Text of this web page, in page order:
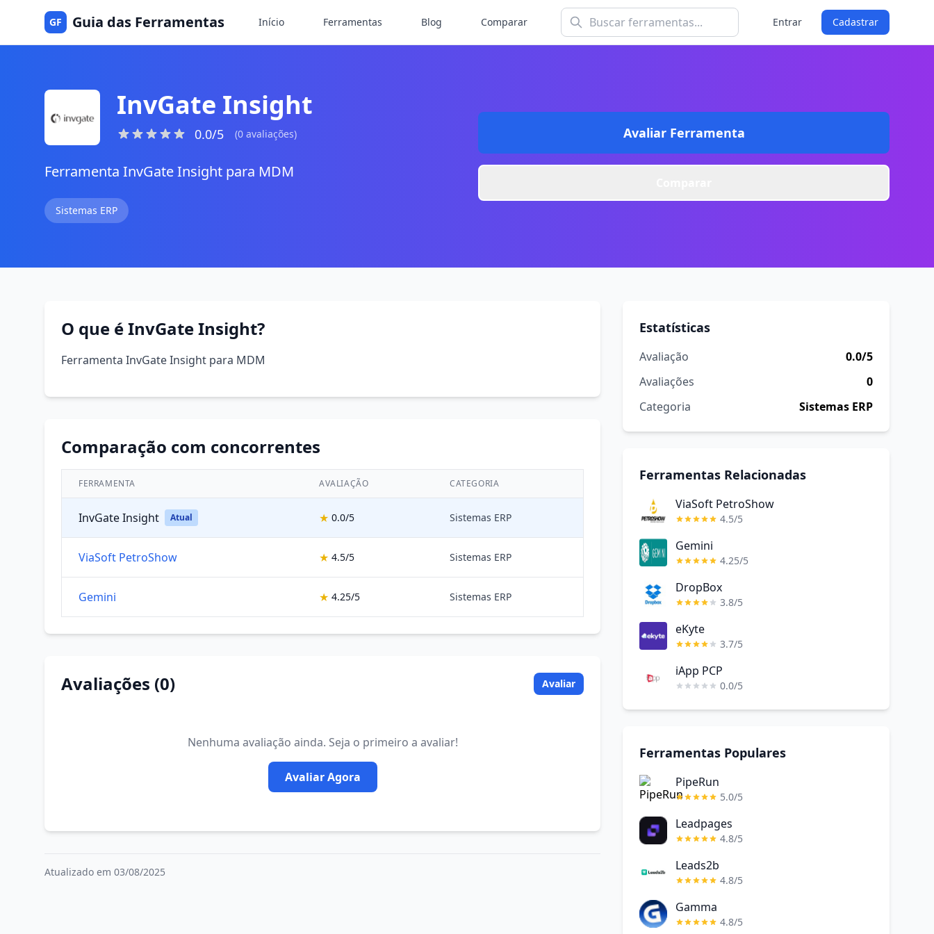
GF Guia das Ferramentas Início Ferramentas Blog Comparar Entrar Cadastrar
InvGate Insight
0.0/5 (0 avaliações)
Ferramenta InvGate Insight para MDM
Sistemas ERP
Avaliar Ferramenta
O que é InvGate Insight?
Ferramenta InvGate Insight para MDM
Comparação com concorrentes
FERRAMENTA AVALIAÇÃO CATEGORIA
InvGate Insight Atual ★ 0.0/5 Sistemas ERP
ViaSoft PetroShow ★ 4.5/5 Sistemas ERP
Gemini ★ 4.25/5 Sistemas ERP
Avaliações (0) Avaliar
Nenhuma avaliação ainda. Seja o primeiro a avaliar!
Avaliar Agora
Atualizado em 03/08/2025
Estatísticas
Avaliação
0.0/5
Avaliações
0
Categoria
Sistemas ERP
Ferramentas Relacionadas
ViaSoft PetroShow
4.5/5
Gemini
4.25/5
DropBox
3.8/5
eKyte
3.7/5
iApp PCP
0.0/5
Ferramentas Populares
PipeRun
5.0/5
Leadpages
4.8/5
Leads2b
4.8/5
Gamma
4.8/5